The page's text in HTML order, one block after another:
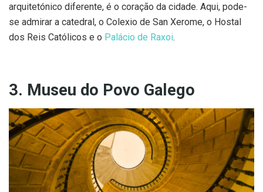
arquitetónico diferente, é o coração da cidade. Aqui, pode-
se admirar a catedral, o Colexio de San Xerome, o Hostal
dos Reis Católicos e o Palácio de Raxoi.
3. Museu do Povo Galego